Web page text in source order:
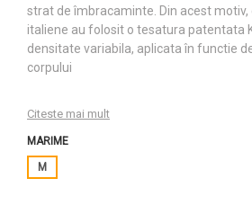
strat de îmbracaminte. Din acest motiv,
italiene au folosit o tesatura patentata
densitate variabila, aplicata în functie
corpului
Citeste mai mult
MARIME
M